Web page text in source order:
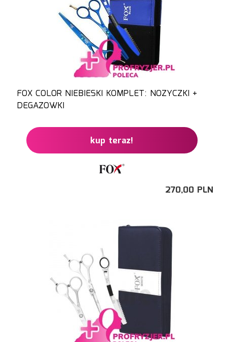
FOX COLOR NIEBIESKI KOMPLET: NOZYCZKI +
DEGAZOWKI
kup teraz!
270,00 PLN